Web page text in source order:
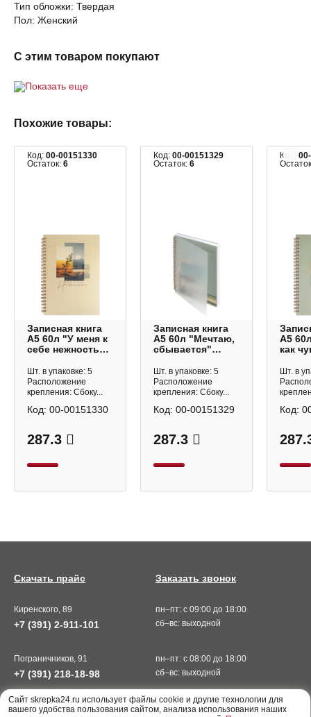
Тип обложки: Твердая
Пол: Женский
С этим товаром покупают
Показать еще
Похожие товары:
Код: 00-00151330
Остаток: 6
Записная книга
А5 60л "У меня к
себе нежность"
палстик.обл.
73728 Феникс+
Шт. в упаковке: 5
Расположение
крепления: Сбоку...
287.3
Код: 00-00151330
Код: 00-00151329
Остаток: 6
Записная книга
А5 60л "Мечтаю,
сбывается"
палстик.обл.
73727 Феникс+
Шт. в упаковке: 5
Расположение
крепления: Сбоку...
287.3
Код: 00-00151329
Код:
А5
как
Шт. в
Код:
Киренского, 89
+7 (391) 2-911-101
пн–пт: с 09:00 до 18:00
сб–вс: выходной
Пограничников, 91
+7 (391) 218-18-98
пн–пт: с 08:00 до 18:00
сб–вс: выходной
Заказать звонок
Скачать прайс
Cайт skrepka24.ru использует файлы cookie и другие технологии для
вашего удобства пользования сайтом, анализа использования наших